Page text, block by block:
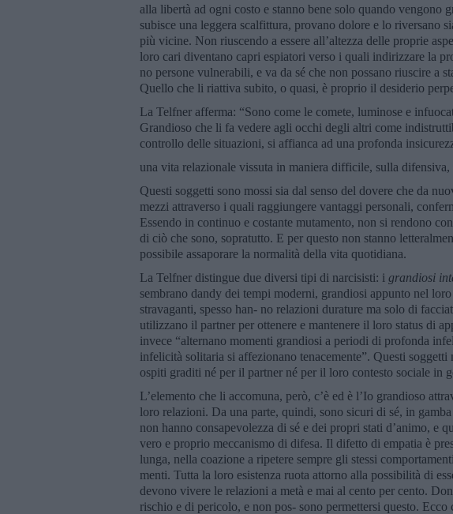
alla libertà ad ogni costo e stanno bene solo quando
subisce una leggera scalfittura, provano dolore e lo riversano
più vicine. Non riuscendo a essere all’altezza delle proprie
loro cari diventano capri espiatori verso i quali indirizzare la
no persone vulnerabili, e va da sé che non possano riuscire a
Quello che li riattiva subito, o quasi, è proprio il desiderio
La Telfner afferma: “Sono come le comete, luminose e
Grandioso che li fa vedere agli occhi degli altri come
controllo delle situazioni, si affianca ad una profonda
una vita relazionale vissuta in maniera difficile, sulla difensiva,
Questi soggetti sono mossi sia dal senso del dovere che da
mezzi attraverso i quali raggiungere vantaggi personali,
Essendo in continuo e costante mutamento, non si rendono
di ciò che sono, sopratutto. E per questo non stanno
possibile assaporare la normalità della vita quotidiana.
La Telfner distingue due diversi tipi di narcisisti: i grandiosi
sembrano dandy dei tempi moderni, grandiosi appunto nel
stravaganti, spesso han- no relazioni durature ma solo di
utilizzano il partner per ottenere e mantenere il loro status di
invece “alternano momenti grandiosi a periodi di profonda
infelicità solitaria si affezionano tenacemente”. Questi
ospiti graditi né per il partner né per il loro contesto sociale in
L’elemento che li accomuna, però, c’è ed è l’Io grandioso
loro relazioni. Da una parte, quindi, sono sicuri di sé, in
non hanno consapevolezza di sé e dei propri stati d’animo, e
vero e proprio meccanismo di difesa. Il difetto di empatia è
lunga, nella coazione a ripetere sempre gli stessi
menti. Tutta la loro esistenza ruota attorno alla possibilità di
devono vivere le relazioni a metà e mai al cento per cento.
rischio e di pericolo, e non pos- sono permettersi questo.